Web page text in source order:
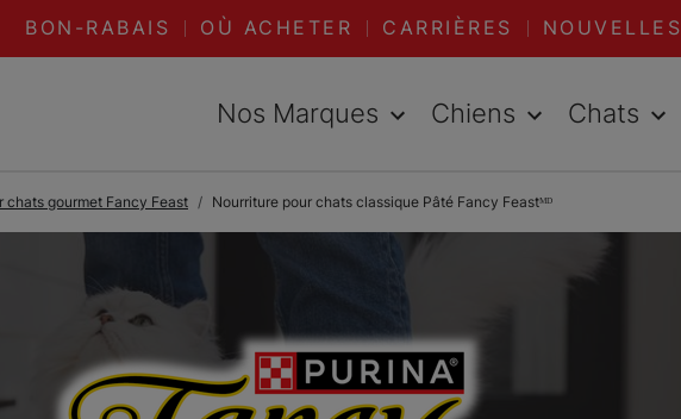
BON-RABAIS OÙ ACHETER CARRIÈRES NOUVELLES
Nos Marques Chiens Chats
chats gourmet Fancy Feast Nourriture pour chats classique Pâté Fancy Feastᴹᴰ